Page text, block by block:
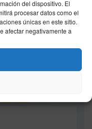
del dispositivo. El
procesar datos como el
únicas en este sitio.
afectar negativamente a